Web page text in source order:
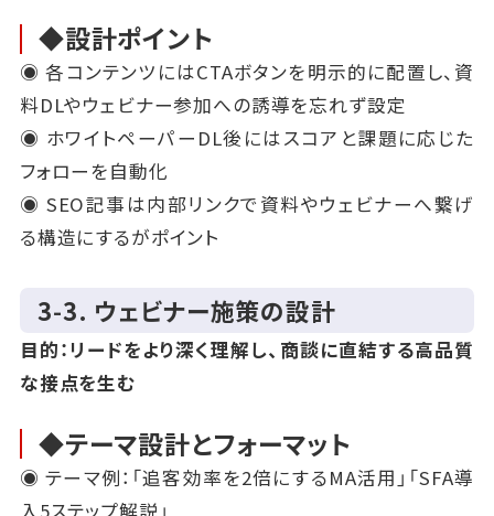
◆設計ポイント
◉ 各コンテンツにはCTAボタンを明示的に配置し、資
料DLやウェビナー参加への誘導を忘れず設定
◉ ホワイトペーパーDL後にはスコアと課題に応じた
フォローを自動化
◉ SEO記事は内部リンクで資料やウェビナーへ繋げ
る構造にするがポイント
3‑3. ウェビナー施策の設計
目的：リードをより深く理解し、商談に直結する高品質
な接点を生む
◆テーマ設計とフォーマット
◉ テーマ例：「追客効率を2倍にするMA活用」「SFA導
入5ステップ解説」